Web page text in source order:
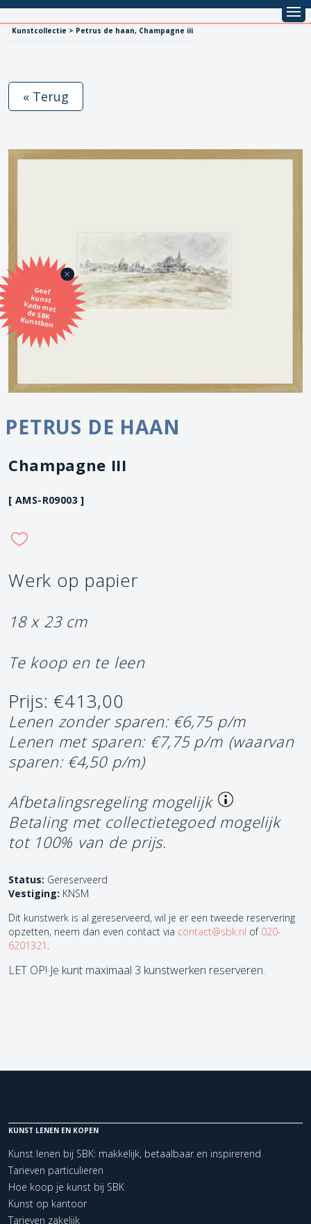
Kunstcollectie > Petrus de haan, Champagne iii
Geef
kunst
kado met
de SBK
Kunstbon
« Terug
PETRUS DE HAAN
Champagne III
[ AMS-R09003 ]
Werk op papier
18 x 23 cm
Te koop en te leen
Prijs: €413,00
Lenen zonder sparen: €6,75 p/m
Lenen met sparen: €7,75 p/m (waarvan
sparen: €4,50 p/m)
Afbetalingsregeling mogelijk
Betaling met collectietegoed mogelijk
tot 100% van de prijs.
Status: Gereserveerd
Vestiging: KNSM
Dit kunstwerk is al gereserveerd, wil je er een tweede reservering
opzetten, neem dan even contact via contact@sbk.nl of 020-
6201321
LET OP! Je kunt maximaal 3 kunstwerken reserveren.
KUNST LENEN EN KOPEN
Kunst lenen bij SBK: makkelijk, betaalbaar en inspirerend
Tarieven particulieren
Hoe koop je kunst bij SBK
Kunst op kantoor
Tarieven zakelijk